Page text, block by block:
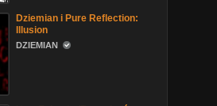
Dziemian i Pure Reflection:
Illusion
DZIEMIAN